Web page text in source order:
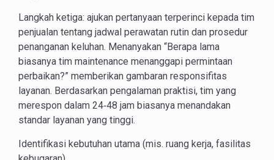
Langkah ketiga: ajukan pertanyaan terperinci kepada tim
penjualan tentang jadwal perawatan rutin dan prosedur
penanganan keluhan. Menanyakan “Berapa lama
biasanya tim maintenance menanggapi permintaan
perbaikan?” memberikan gambaran responsifitas
layanan. Berdasarkan pengalaman praktisi, tim yang
merespon dalam 24‑48 jam biasanya menandakan
standar layanan yang tinggi.
Identifikasi kebutuhan utama (mis. ruang kerja, fasilitas